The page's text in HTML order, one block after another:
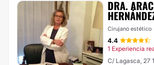
DRA.
Cirujano estético
4.4
1 Experiencia